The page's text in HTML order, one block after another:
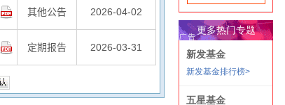
其他公告 2026-04-02
定期报告 2026-03-31